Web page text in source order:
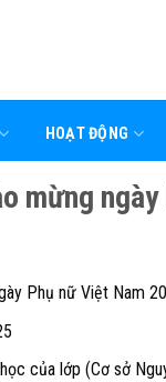
HOẠT ĐỘNG
mừng
Phụ nữ Việt Nam
của lớp (Cơ sở